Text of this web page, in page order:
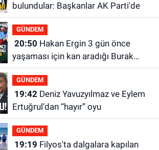
bulundular: Başkanlar AK Parti'de
GÜNDEM
20:50
yaşaması için kan aradığı Burak
Keskintığ ile aynı gün toprağa
verildi
GÜNDEM
19:42Deniz Yavuzyılmaz ve Eylem
Ertuğrul’dan “hayır” oyu
GÜNDEM
19:19